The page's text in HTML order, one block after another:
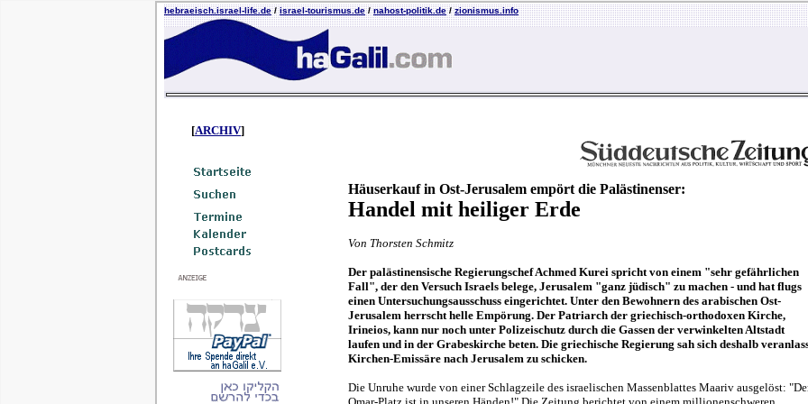
hebraeisch.israel-life.de/israel-tourismus.de/nahost-politik.de/zionismus.info
[ARCHIV]
Häuserkauf in Ost-Jerusalem empört die Palästinenser:
Handel mit heiliger Erde
Von Thorsten Schmitz
Der palästinensische Regierungschef Achmed Kurei spricht von einem "sehr gefährlichen
Fall", der den Versuch Israels belege, Jerusalem "ganz jüdisch" zu machen - und hat flugs
einen Untersuchungsausschuss eingerichtet. Unter den Bewohnern des arabischen Ost-
Jerusalem herrscht helle Empörung. Der Patriarch der griechisch-orthodoxen Kirche,
Irineios, kann nur noch unter Polizeischutz durch die Gassen der verwinkelten Altstadt
laufen und in der Grabeskirche beten. Die griechische Regierung sah sich deshalb
Kirchen-Emissäre nach Jerusalem zu schicken.
Die Unruhe wurde von einer Schlagzeile des israelischen Massenblattes Maariv ausgelöst: